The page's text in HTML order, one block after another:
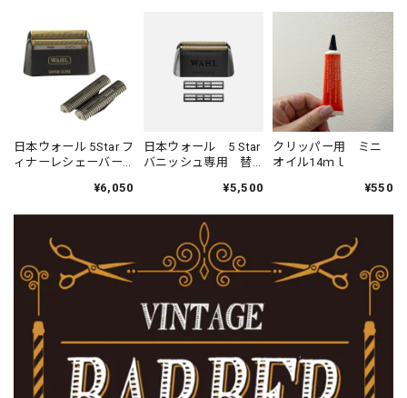
2021/04/09
日本ウォール プレミアムカッティングガイド3個セット 1.5/3.0/4.5mm
2020/12/20
日本ウォール プレミアムカッティングガイド3個セット 1.5/3.0/4.5mm
2020/06/05
日本ウォール 5Star フ
ィナーレシェーバー
¥6,050
日本ウォール 5 Star
バニッシュ専用 替
¥5,500
クリッパー用 ミニ
オイル14ｍｌ
¥550